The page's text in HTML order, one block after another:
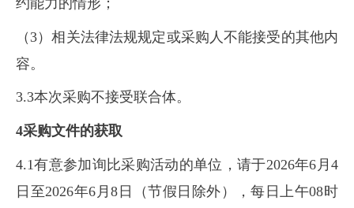
（3）相关法律法规规定或采购人不能接受的其他内
容。
3.3本次采购不接受联合体。
4采购文件的获取
4.1有意参加询比采购活动的单位，请于2026年6月4
日至2026年6月8日（节假日除外），每日上午08时